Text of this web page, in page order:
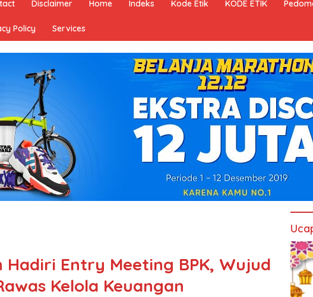
Disclaimer Home Indeks Kode Etik KODE ETIK
Policy Services
Hadiri Entry Meeting BPK, Wujud
Kelola Keuangan